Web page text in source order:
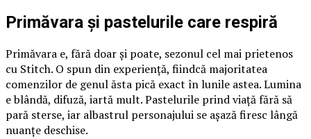
Primăvara și pastelurile care respiră
Primăvara e, fără doar și poate, sezonul cel mai prietenos
cu Stitch. O spun din experiență, fiindcă majoritatea
comenzilor de genul ăsta pică exact în lunile astea. Lumina
e blândă, difuză, iartă mult. Pastelurile prind viață fără să
pară sterse, iar albastrul personajului se așază firesc lângă
nuanțe deschise.